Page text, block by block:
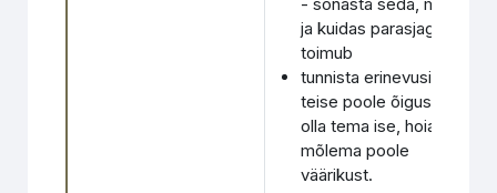
ja kuidas parasjagu
toimub
tunnista erinevusi ja
teise poole õigust
olla tema ise, hoia
mõlema poole
väärikust.